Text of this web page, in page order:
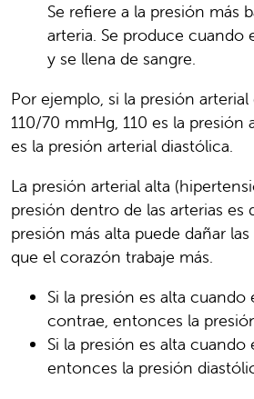
Se refiere a la presión más
arteria. Se produce cuando
y se llena de sangre.
Por ejemplo, si la presión
110/70 mmHg, 110 es la presión
es la presión arterial diastólica.
La presión arterial alta
presión dentro de las arterias es
presión más alta puede dañar
que el corazón trabaje más.
Si la presión es alta cuando
contrae, entonces la
Si la presión es alta cuando
entonces la presión